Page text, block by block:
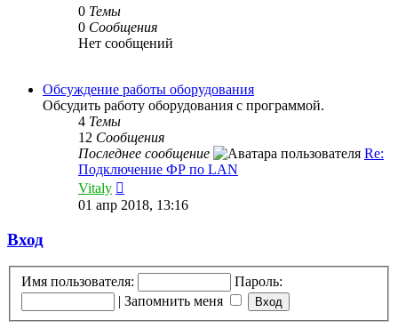
0 Темы
0 Сообщения
Нет сообщений
Обсуждение работы оборудования
Обсудить работу оборудования с программой.
4 Темы
12 Сообщения
Последнее сообщение
Re:
Подключение ФР по LAN
Vitaly
к
последнему
01 апр 2018, 13:16
Вход
Имя пользователя:
Пароль:
| Запомнить меня